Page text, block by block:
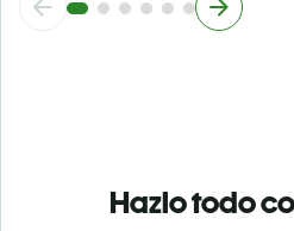
Hazlo todo